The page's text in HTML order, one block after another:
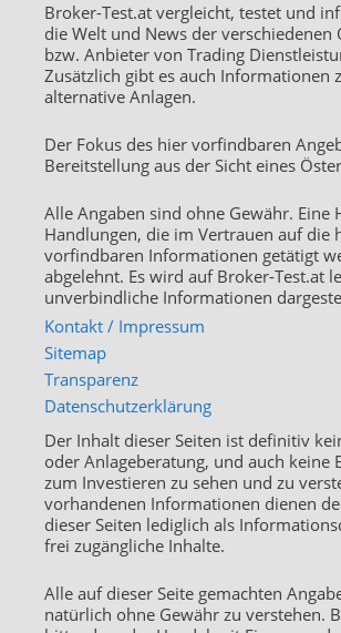
Broker-Test.at vergleicht, testet und
die Welt und News der verschiedenen
bzw. Anbieter von Trading
Zusätzlich gibt es auch Informationen
alternative Anlagen.
Der Fokus des hier vorfindbaren
Bereitstellung aus der Sicht eines
Alle Angaben sind ohne Gewähr. Eine
Handlungen, die im Vertrauen auf die
vorfindbaren Informationen getätigt
abgelehnt. Es wird auf Broker-Test.at
unverbindliche Informationen
Kontakt / Impressum
Sitemap
Transparenz
Datenschutzerklärung
Der Inhalt dieser Seiten ist definitiv
oder Anlageberatung, und auch keine
zum Investieren zu sehen und zu
vorhandenen Informationen dienen
dieser Seiten lediglich als
frei zugängliche Inhalte.
Alle auf dieser Seite gemachten
natürlich ohne Gewähr zu verstehen.